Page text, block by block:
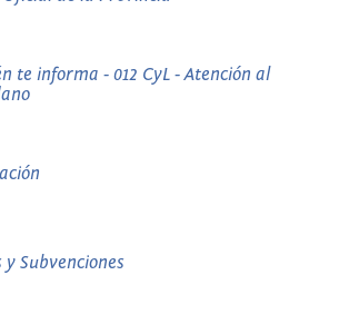
te informa - 012 CyL - Atención al
y Subvenciones